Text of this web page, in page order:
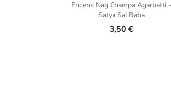
Encens Nag Champa Agarbatti -
Satya Sai Baba
3,50 €